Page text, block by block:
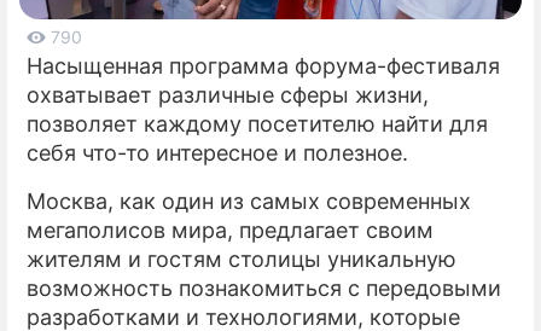
ИГРЫ
ПРЕСС-РЕЛИЗЫ
О ПРОЕКТЕ
790
Насыщенная программа форума-фестиваля
охватывает различные сферы жизни,
позволяет каждому посетителю найти для
себя что-то интересное и полезное.
Москва, как один из самых современных
мегаполисов мира, предлагает своим
жителям и гостям столицы уникальную
возможность познакомиться с передовыми
разработками и технологиями, которые